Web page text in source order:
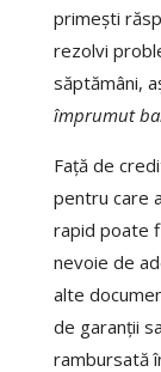
primești
rezolvi
săptămâni,
împrumut
Față de
pentru care
rapid poate
nevoie de
alte
de garanții
rambursată